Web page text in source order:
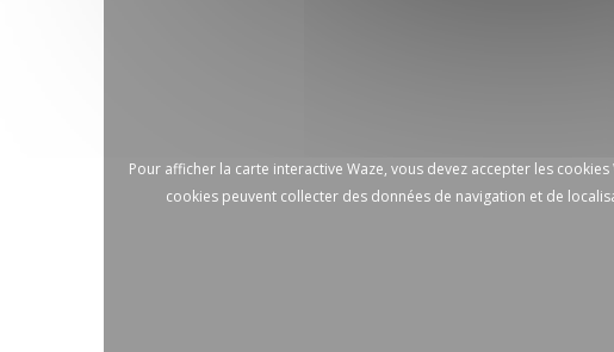
Pour afficher la carte interactive Waze, vous devez accepter les cookies
cookies peuvent collecter des données de navigation et de